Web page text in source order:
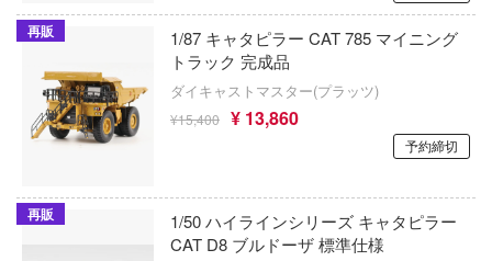
再販
1/87 キャタピラー CAT 785 マイニング
トラック 完成品
ダイキャストマスター(プラッツ)
¥15,400 ¥ 13,860
予約締切
再販
1/50 ハイラインシリーズ キャタピラー
CAT D8 ブルドーザ 標準仕様
ネコぱら
ノーゲーム・ノーライフ
はたらく細胞
覇王大系リューナイト
ハイスクールD×D
T-MODEL(ハセガワ)
キティーホークモデル(ハセガワ)
ポレーション)
Giveme5ive
ームズ・ガール
ーカイブ
ック